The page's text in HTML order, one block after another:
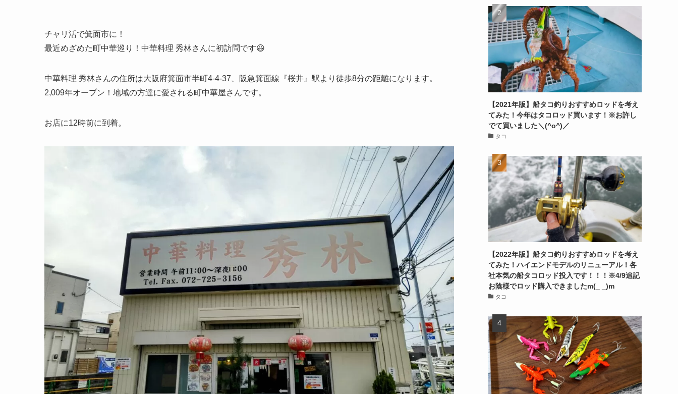
チャリ活で箕面市に！
最近めざめた町中華巡り！中華料理 秀林さんに初訪問です😃
中華料理 秀林さんの住所は大阪府箕面市半町4-4-37、阪急箕面線『桜井』駅より徒歩8分の距離になります。
2,009年オープン！地域の方達に愛される町中華屋さんです。
お店に12時前に到着。
【2021年版】船タコ釣りおすすめロッドを考え
てみた！今年はタコロッド買います！※お許し
でて買いました＼(^o^)／
タコ
【2022年版】船タコ釣りおすすめロッドを考え
てみた！ハイエンドモデルのリニューアル！各
社本気の船タコロッド投入です！！！※4/9追記
お陰様でロッド購入できましたm(_ _)m
タコ